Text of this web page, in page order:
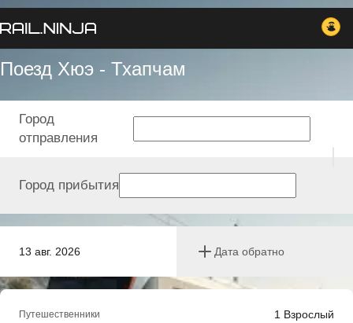
Поезд Хюэ - Тхапчам
13 авг. 2026 Дата обратно
Город
отправления
Город прибытия
Путешественники 1 Взрослый